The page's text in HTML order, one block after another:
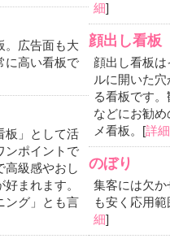
。広告面も大
に高い看板で
板」として活
ンポイントで
高級感やおし
まれます。
ング」とも言
細]
顔出し看板
顔出し看板
ルに開いた
る看板です
などにお勧
メ看板。[詳細
のぼり
集客には欠
も安く応用
細]